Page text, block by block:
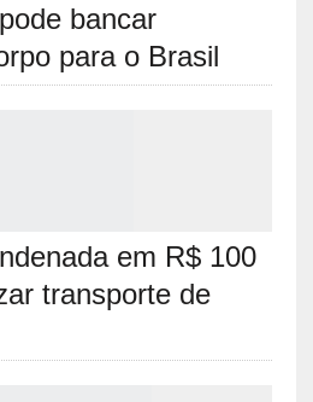
bancar
para o Brasil
em R$ 100
transporte de